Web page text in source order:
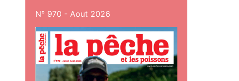
N° 970 - Aout 2026